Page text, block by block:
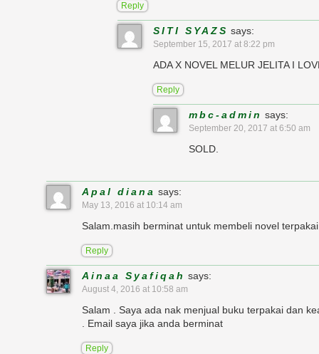
Reply
SITI SYAZS says:
September 15, 2017 at 8:22 pm
ADA X NOVEL MELUR JELITA I
Reply
mbc-admin says:
September 20, 2017 at 6:50 am
SOLD.
Apal diana says:
May 13, 2016 at 10:14 am
Salam.masih berminat untuk membeli novel
Reply
Ainaa Syafiqah says:
August 4, 2016 at 10:58 am
Salam . Saya ada nak menjual buku terpakai dan
. Email saya jika anda berminat
Reply